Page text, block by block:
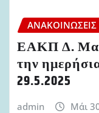
ΑΝΑΚΟΙΝΏΣΕΙΣ
ΕΑΚΠ Δ.
την
29.5.2025
admin Μάι